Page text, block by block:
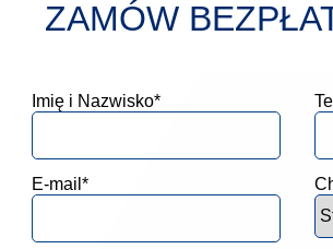
ZAMÓW
Imię i Nazwisko*
E-mail*